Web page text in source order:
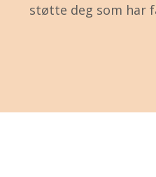
støtte deg som har